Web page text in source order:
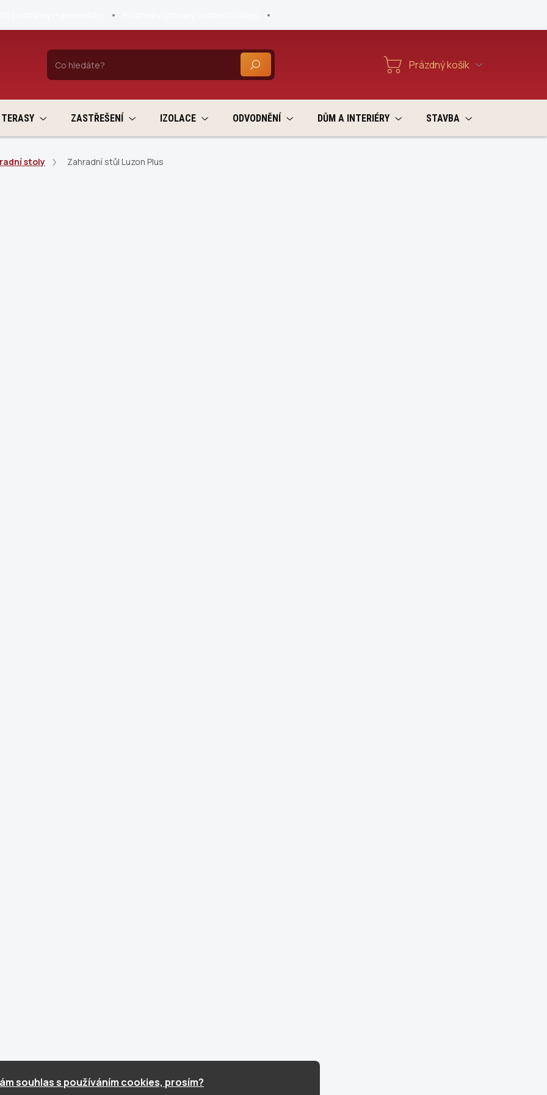
souhlas s používáním cookies, prosím?
HLEDAT Nákupní
Prázdný košík
TERASY ZASTŘEŠENÍ IZOLACE ODVODNĚNÍ DŮM A INTERIÉRY STAVBA
stoly Zahradní stůl Luzon Plus